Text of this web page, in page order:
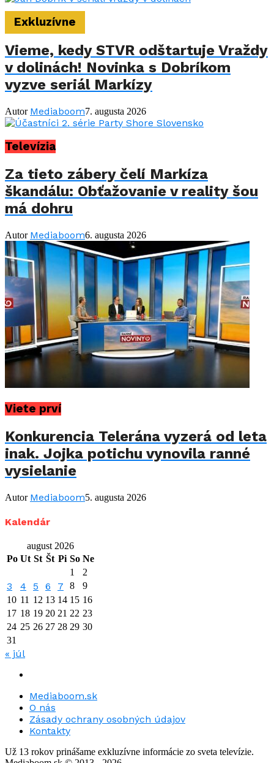
Exkluzívne
Vieme, kedy STVR odštartuje Vraždy
v dolinách! Novinka s Dobríkom
vyzve seriál Markízy
Autor Mediaboom7. augusta 2026
Televízia
Za tieto zábery čelí Markíza
škandálu: Obťažovanie v reality šou
má dohru
Autor Mediaboom6. augusta 2026
Viete prví
Konkurencia Telerána vyzerá od leta
inak. Jojka potichu vynovila ranné
vysielanie
Autor Mediaboom5. augusta 2026
Kalendár
august 2026
Po Ut St Št Pi So Ne
1
2
3 4 5 6 7 8
9
10 11 12 13 14 15 16
17 18 19 20 21 22 23
24 25 26 27 28 29 30
31
« júl
Mediaboom.sk
O nás
Zásady ochrany osobných údajov
Kontakty
Už 13 rokov prinášame exkluzívne informácie zo sveta televízie.